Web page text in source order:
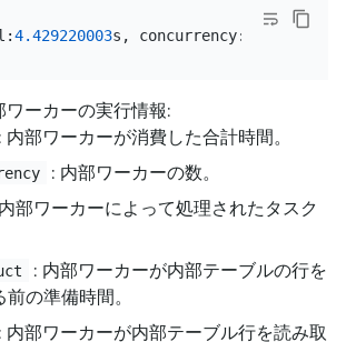
4.429220003s, concurrency:
ワーカーの実行情報:
: 内部ワーカーが消費した合計時間。
: 内部ワーカーの数。
部ワーカーによって処理されたタスク
: 内部ワーカーが内部テーブルの行を
の準備時間。
: 内部ワーカーが内部テーブル行を読み取